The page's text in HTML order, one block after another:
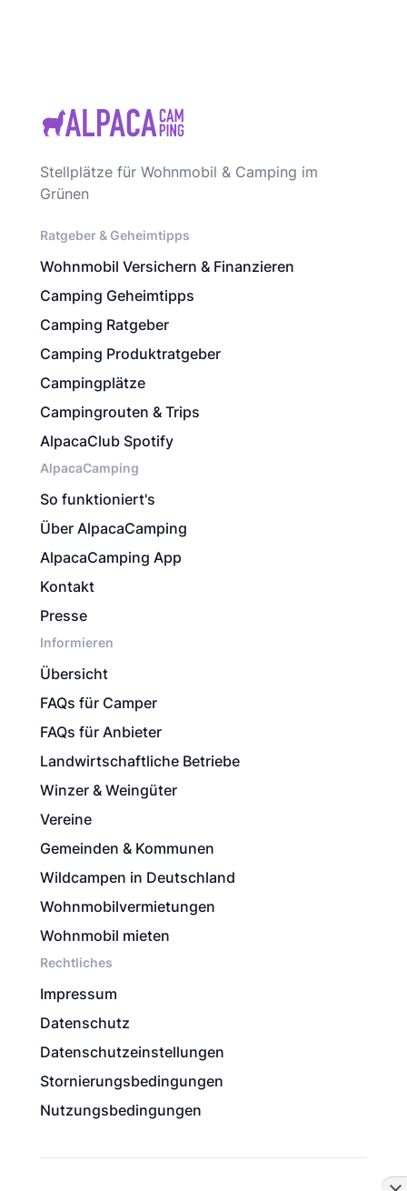
Stellplätze für Wohnmobil & Camping im
Grünen
Ratgeber & Geheimtipps
Wohnmobil Versichern & Finanzieren
Camping Geheimtipps
Camping Ratgeber
Camping Produktratgeber
Campingplätze
Campingrouten & Trips
AlpacaClub Spotify
AlpacaCamping
So funktioniert's
Über AlpacaCamping
AlpacaCamping App
Kontakt
Presse
Informieren
Übersicht
FAQs für Camper
FAQs für Anbieter
Landwirtschaftliche Betriebe
Winzer & Weingüter
Vereine
Gemeinden & Kommunen
Wildcampen in Deutschland
Wohnmobilvermietungen
Wohnmobil mieten
Rechtliches
Impressum
Datenschutz
Datenschutzeinstellungen
Stornierungsbedingungen
Nutzungsbedingungen